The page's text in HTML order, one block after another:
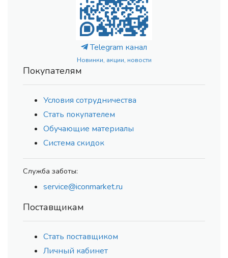
Telegram канал
Новинки, акции, новости
Покупателям
Условия сотрудничества
Стать покупателем
Обучающие материалы
Система скидок
Служба заботы:
service@iconmarket.ru
Поставщикам
Стать поставщиком
Личный кабинет